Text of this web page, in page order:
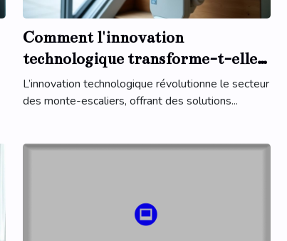
Comment l'innovation
technologique transforme-t-elle
les monte-escaliers ?
L’innovation technologique révolutionne le secteur
des monte-escaliers, offrant des solutions...